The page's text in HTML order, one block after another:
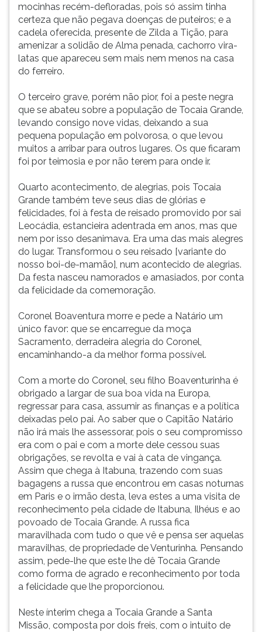
mocinhas recém-defloradas, pois só assim tinha
certeza que não pegava doenças de puteiros; e a
cadela oferecida, presente de Zilda a Tição, para
amenizar a solidão de Alma penada, cachorro vira-
latas que apareceu sem mais nem menos na casa
do ferreiro.
O terceiro grave, porém não pior, foi a peste negra
que se abateu sobre a população de Tocaia Grande,
levando consigo nove vidas, deixando a sua
pequena população em polvorosa, o que levou
muitos a arribar para outros lugares. Os que ficaram
foi por teimosia e por não terem para onde ir.
Quarto acontecimento, de alegrias, pois Tocaia
Grande também teve seus dias de glórias e
felicidades, foi à festa de reisado promovido por sai
Leocádia, estancieira adentrada em anos, mas que
nem por isso desanimava. Era uma das mais alegres
do lugar. Transformou o seu reisado [variante do
nosso boi-de-mamão], num acontecido de alegrias.
Da festa nasceu namorados e amasiados, por conta
da felicidade da comemoração.
Coronel Boaventura morre e pede a Natário um
único favor: que se encarregue da moça
Sacramento, derradeira alegria do Coronel,
encaminhando-a da melhor forma possível.
Com a morte do Coronel, seu filho Boaventurinha é
obrigado a largar de sua boa vida na Europa,
regressar para casa, assumir as finanças e a política
deixadas pelo pai. Ao saber que o Capitão Natário
não irá mais lhe assessorar, pois o seu compromisso
era com o pai e com a morte dele cessou suas
obrigações, se revolta e vai à cata de vingança.
Assim que chega à Itabuna, trazendo com suas
bagagens a russa que encontrou em casas noturnas
em Paris e o irmão desta, leva estes a uma visita de
reconhecimento pela cidade de Itabuna, Ilhéus e ao
povoado de Tocaia Grande. A russa fica
maravilhada com tudo o que vê e pensa ser aquelas
maravilhas, de propriedade de Venturinha. Pensando
assim, pede-lhe que este lhe dê Tocaia Grande
como forma de agrado e reconhecimento por toda
a felicidade que lhe proporcionou.
Neste ínterim chega a Tocaia Grande a Santa
Missão, composta por dois freis, com o intuito de